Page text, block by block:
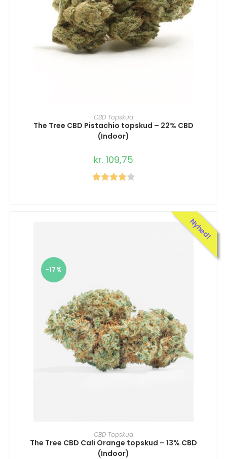
VÆLG MULIGHEDER
CBD Topskud
The Tree CBD Pistachio topskud – 22% CBD
(Indoor)
kr. 109,75
Nyhed!
-17%
VÆLG MULIGHEDER
CBD Topskud
The Tree CBD Cali Orange topskud – 13% CBD
(Indoor)